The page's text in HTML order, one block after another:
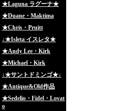
★Laguna ラグーナ★
★Duane・Maktima
★Chris・Pruitt
↓★Isleta イスレタ★
★Andy Lee・Kirk
★Michael・Kirk
↓★サントドミンゴ★↓
★Antique&Old作品
★Sedelio・Fidel・Lovat
o